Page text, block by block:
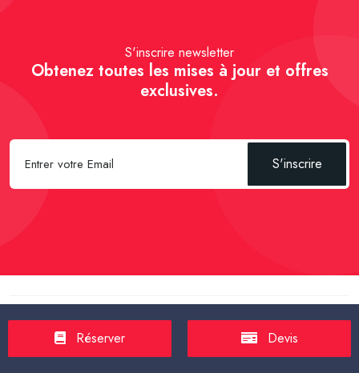
S'inscrire newsletter
Obtenez toutes les mises à jour et offres
exclusives.
S'inscrire
- Transport sanitaire, médicalisé
Tarif taxi en France en
2025-Un Taxi partagé pour l' aéroport-Réservez une
Réserver Devis